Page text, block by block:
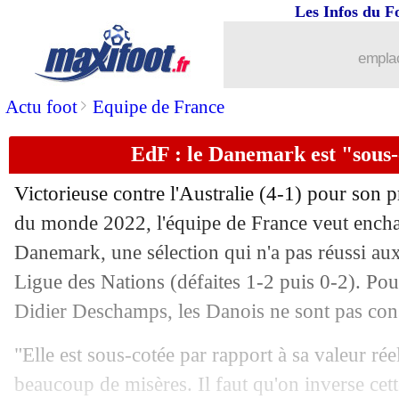
Actu foot> Equipe de France
Les Infos du
EdF : le Danemark est
Victorieuse contre l'Australie (4-1) pour son
du monde 2022, l'équipe de France veut
Danemark, une sélection qui n'a pas réussi
Ligue des Nations (défaites 1-2 puis 0-2).
Didier Deschamps, les Danois ne sont pas
"Elle est sous-cotée par rapport à sa valeur
beaucoup de misères. Il faut qu'on inverse
: Qatar 1-3 Sénégal (fini)
25/11 PSG: Galtier et la gestion du duo
25/11 EdF: Lloris aussi se méfie du
: le Parlement Européen
25/11 Ghana: sa célébration à la CR7,
25/11 Brésil: Neymar vers un forfait contre
25/11 Al-Nasr: Ronaldo, même le ministre
25/11 Chelsea: Chalobah a rempilé !